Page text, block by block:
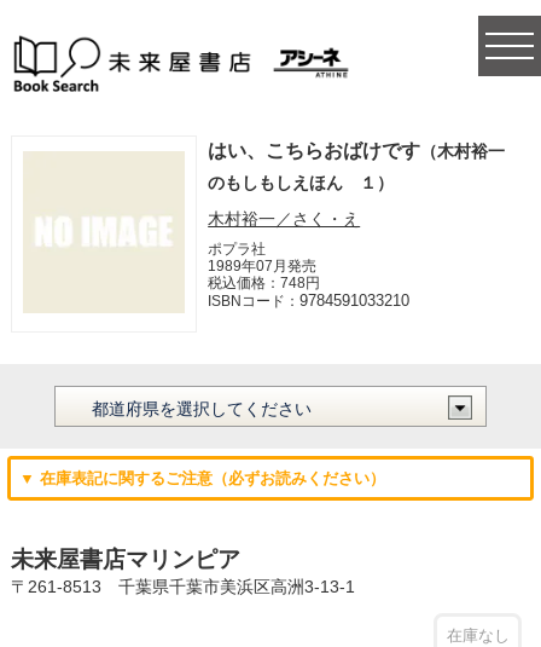
はい、こちらおばけです （木村裕一
のもしもしえほん １）
木村裕一／さく・え
ポプラ社
1989年07月発売
税込価格：748円
ISBNコード：9784591033210
▼ 在庫表記に関するご注意（必ずお読みください）
未来屋書店マリンピア
〒261-8513 千葉県千葉市美浜区高洲3-13-1
在庫なし